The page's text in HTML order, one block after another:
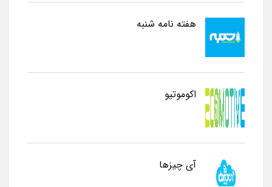
هفته نامه شنبه
اکوموتیو
آی چیزها